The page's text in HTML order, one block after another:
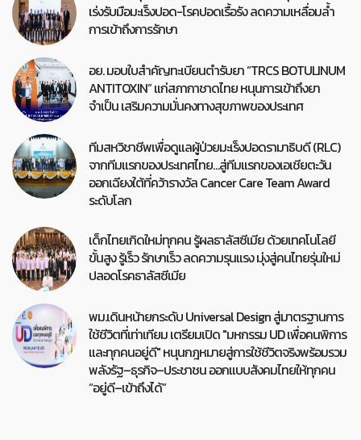
เร่งรับมือมะเร็งปอด-โรคปอดเรื้อรัง ลดความเหลื่อมล้ำ
การเข้าถึงการรักษา
อย. มอบใบสำคัญทะเบียนตำรับยา “TRCS BOTULINUM
ANTITOXIN” แก่สภากาชาดไทย หนุนการเข้าถึงยา
จำเป็น เสริมความมั่นคงทางสุขภาพของประเทศ
ทีมสหวิชาชีพเพื่อดูแลผู้ป่วยมะเร็งปอดรามาธิบดี (RLC)
จากทีมแรกของประเทศไทย…สู่ทีมแรกของเอเชียตะวัน
ออกเฉียงใต้ที่คว้ารางวัล Cancer Care Team Award
ระดับโลก
เด็กไทยเกิดใหม่ทุกคน รู้ผลธาลัสซีเมีย ด้วยเทคโนโลยี
ขั้นสูง รู้เร็ว รักษาเร็ว ลดความรุนแรง มุ่งสู่คนไทยรุ่นใหม่
ปลอดโรคธาลัสซีเมีย
พม.เดินหน้ายกระดับ Universal Design สู่มาตรฐานการ
ใช้ชีวิตที่เท่าเทียม เตรียมเปิด "มหกรรม UD เพื่อคนพิการ
และทุกคนอยู่ดี" หนุนกฎหมายสู่การใช้ชีวิตจริงพร้อมรวม
พลังรัฐ–ธุรกิจ–ประชาชน ออกแบบสังคมไทยให้ทุกคน
“อยู่ดี–เข้าถึงได้”